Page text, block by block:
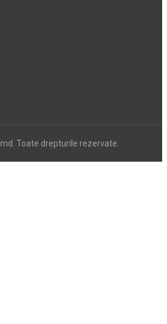
Toate drepturile rezervate.